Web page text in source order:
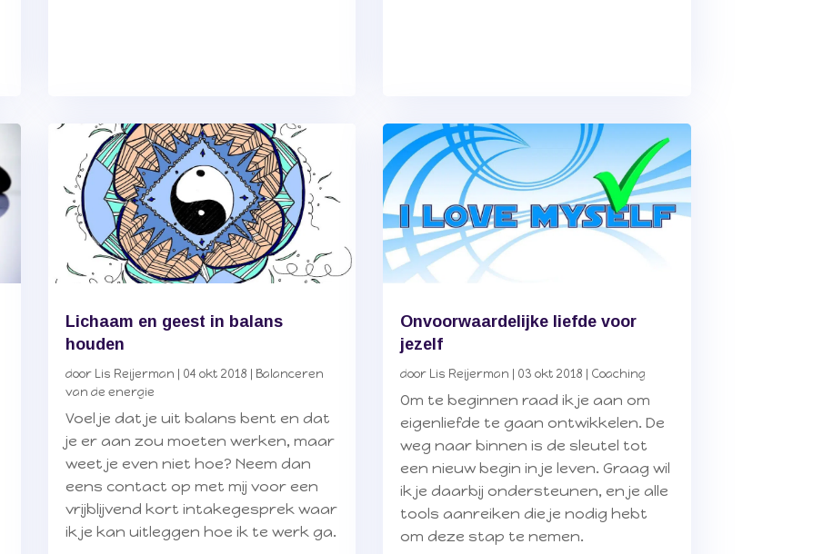
Lichaam en geest in balans
houden
door Lis Reijerman 04 okt 2018
Balanceren
van de energie
Voel je dat je uit balans bent en dat
je er aan zou moeten werken, maar
weet je even niet hoe? Neem dan
eens contact op met mij voor een
vrijblijvend kort intakegesprek waar
ik je kan uitleggen hoe ik te werk ga.
Onvoorwaardelijke liefde voor
jezelf
door Lis Reijerman 03 okt 2018 Coaching
Om te beginnen raad ik je aan om
eigenliefde te gaan ontwikkelen. De
weg naar binnen is de sleutel tot
een nieuw begin in je leven. Graag wil
ik je daarbij ondersteunen, en je alle
tools aanreiken die je nodig hebt
om deze stap te nemen.